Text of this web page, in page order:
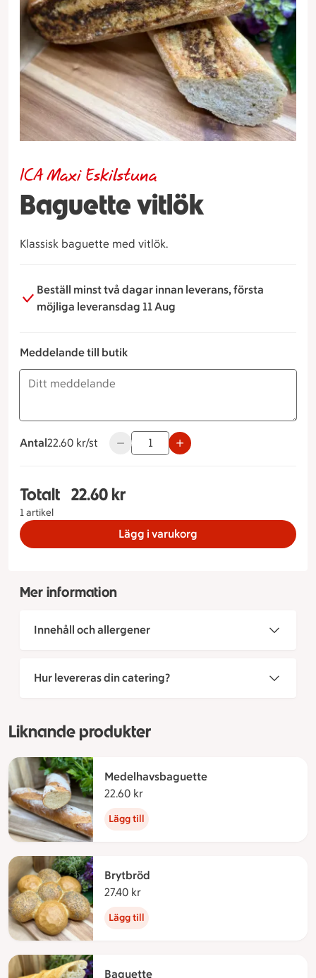
Baguette vitlök
ICA Maxi Eskilstuna
Klassisk baguette med vitlök.
Beställ minst två dagar innan leverans, första
möjliga leveransdag 11 Aug
Meddelande till butik
Antal
22.60 kronor styck
22.60 kr/st Använd knapparna för att minska
Totalt
1 artikel
Totalt 1 stycken Baguette vitlök, 22.60 kronor
22.60 kr
Lägg i varukorg
Mer information
Innehåll och allergener
Hur levereras din catering?
Liknande produkter
Medelhavsbaguette
22.60 kr
Lägg till
Brytbröd
27.40 kr
Lägg till
Baguette